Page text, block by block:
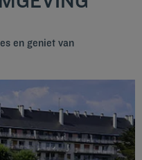
en geniet van